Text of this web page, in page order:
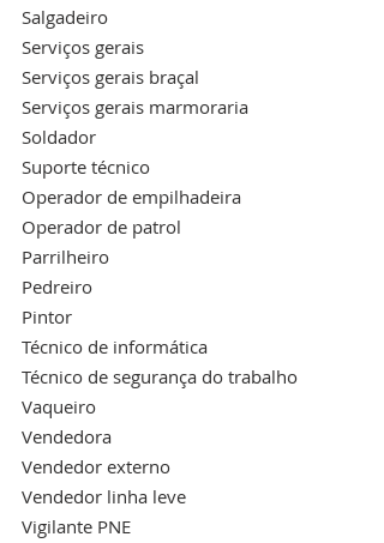
Salgadeiro
Serviços gerais
Serviços gerais braçal
Serviços gerais marmoraria
Soldador
Suporte técnico
Operador de empilhadeira
Operador de patrol
Parrilheiro
Pedreiro
Pintor
Técnico de informática
Técnico de segurança do trabalho
Vaqueiro
Vendedora
Vendedor externo
Vendedor linha leve
Vigilante PNE